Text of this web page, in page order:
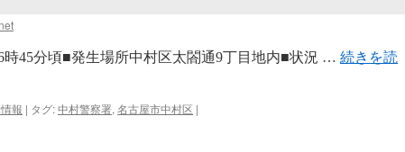
時45分頃■発生場所中村区太閤通9丁目地内■状況 … 続きを読
報 | タグ:中村警察署, 名古屋市中村区 |